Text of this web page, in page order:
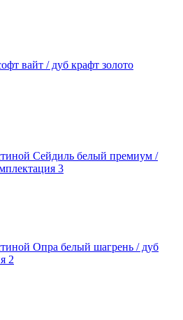
вайт / дуб крафт золото
Сейдиль белый премиум /
3
Опра белый шагрень / дуб
2